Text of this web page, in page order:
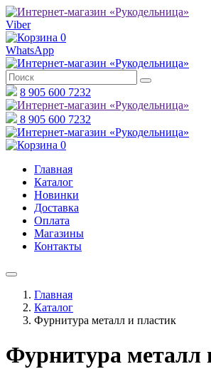
Viber
0
WhatsApp
8 905 600 7232
8 905 600 7232
0
Главная
Каталог
Новинки
Доставка
Оплата
Магазины
Контакты
Главная
Каталог
Фурнитура металл и пластик
Фурнитура металл